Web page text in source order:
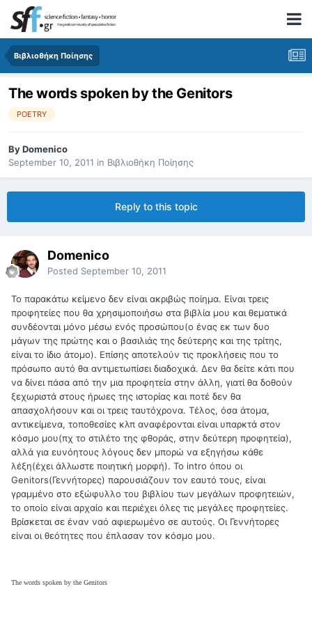
Βιβλιοθήκη Ποίησης
The words spoken by the Genitors
POETRY
ByDomenico
September 10, 2011 in Βιβλιοθήκη Ποίησης
Reply to this topic
Domenico
Posted September 10, 2011
Το παρακάτω κείμενο δεν είναι ακριβώς ποίημα. Είναι τρεις
προφητείες που θα χρησιμοποιήσω στα βιβλία μου και θεματικά
συνδέονται μόνο μέσω ενός προσώπου(ο ένας εκ των δυο
μάγων της πρώτης και ο βασιλιάς της δεύτερης και της τρίτης,
είναι το ίδιο άτομο). Επίσης αποτελούν τις προκλήσεις που το
πρόσωπο αυτό θα αντιμετωπίσει διαδοχικά. Δεν θα δείτε κάτι που
να δίνει πάσα από την μια προφητεία στην άλλη, γιατί θα δοθούν
ξεχωριστά στους ήρωες της ιστορίας και ποτέ δεν θα
απασχολήσουν και οι τρεις ταυτόχρονα. Τέλος, όσα άτομα,
αντικείμενα, τοποθεσίες κλπ αναφέρονται είναι υπαρκτά στον
κόσμο μου(πχ το στιλέτο της φθοράς, στην δεύτερη προφητεία),
αλλά για ευνόητους λόγους δεν μπορώ να εξηγήσω κάθε
λέξη(έχει άλλωστε ποιητική μορφή). Το intro όπου οι
Genitors(Γεννήτορες) παρουσιάζουν τον εαυτό τους, είναι
γραμμένο στο εξώφυλλο του βιβλίου των μεγάλων προφητειών,
το οποίο είναι αρχαίο και περιέχει όλες τις μεγάλες προφητείες.
Βρίσκεται σε έναν ναό αφιερωμένο σε αυτούς. Οι Γεννήτορες
είναι οι θεότητες που έπλασαν τον κόσμο μου.
The words spoken by the Genitors